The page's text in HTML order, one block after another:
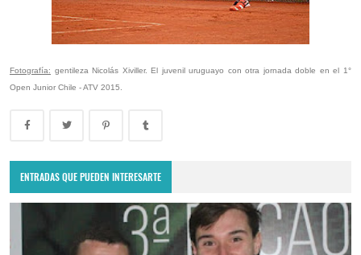
Fotografía: gentileza Nicolás Xiviller. El juvenil uruguayo con otra jornada doble en el 1°
Open Junior Chile - ATV 2015.
ENTRADAS QUE PUEDEN INTERESARTE